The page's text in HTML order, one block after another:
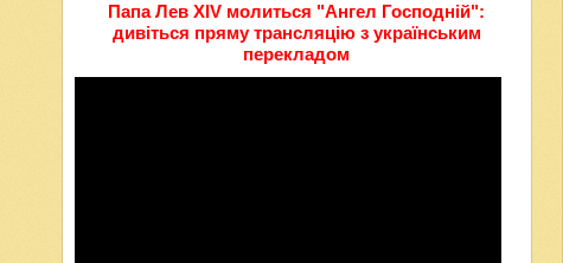
Папа Лев XIV молиться "Ангел Господній":
дивіться пряму трансляцію з українським
перекладом